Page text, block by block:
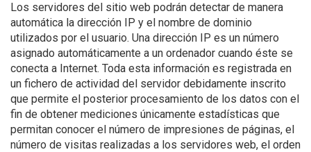
Los servidores del sitio web podrán detectar de manera
automática la dirección IP y el nombre de dominio
utilizados por el usuario. Una dirección IP es un número
asignado automáticamente a un ordenador cuando éste se
conecta a Internet. Toda esta información es registrada en
un fichero de actividad del servidor debidamente inscrito
que permite el posterior procesamiento de los datos con el
fin de obtener mediciones únicamente estadísticas que
permitan conocer el número de impresiones de páginas, el
número de visitas realizadas a los servidores web, el orden